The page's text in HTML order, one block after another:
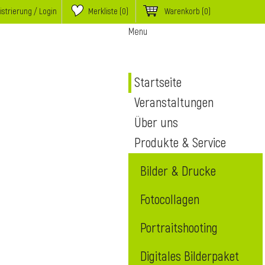
/ Login Merkliste (0) Warenkorb (0)
Menu
Startseite
Veranstaltungen
Über uns
Produkte & Service
Bilder & Drucke
Fotocollagen
Portraitshooting
Digitales Bilderpaket